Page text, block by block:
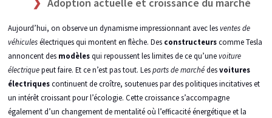
Aujourd’hui, on observe un dynamisme impressionnant avec lesventes de
véhiculesélectriques qui montent en flèche. Des constructeurscomme Tesla
annoncent des modèlesqui repoussent les limites de ce qu’unevoiture
électriquepeut faire. Et ce n’est pas tout. Lesparts de marchédesvoitures
électriquescontinuent de croître, soutenues par des politiques incitatives et
un intérêt croissant pour l’écologie. Cette croissance s’accompagne
également d’un changement de mentalité où l’efficacité énergétique et la